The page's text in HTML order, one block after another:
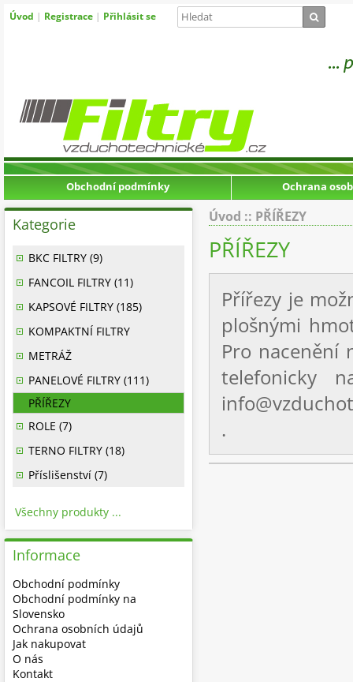
Úvod | Registrace | Přihlásit se
Obchodní podmínky Ochrana
Úvod :: PŘÍŘEZY
PŘÍŘEZY
Přířezy je
plošnými
Pro nacenění
telefonicky
.
Kategorie
BKC FILTRY (9)
FANCOIL FILTRY (11)
KAPSOVÉ FILTRY (185)
KOMPAKTNÍ FILTRY
METRÁŽ
PANELOVÉ FILTRY (111)
PŘÍŘEZY
ROLE (7)
TERNO FILTRY (18)
Příslišenství (7)
Všechny produkty ...
Informace
Obchodní podmínky
Obchodní podmínky na
Slovensko
Ochrana osobních údajů
Jak nakupovat
O nás
Kontakt